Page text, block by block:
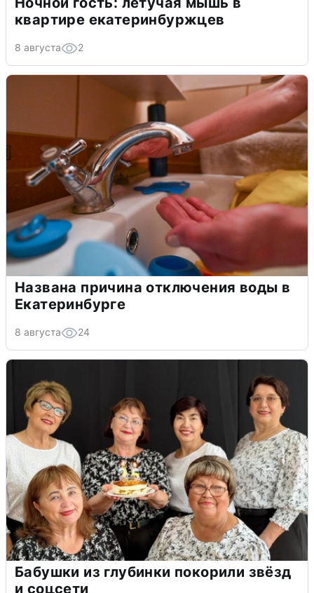
квартире екатеринбуржцев
8 августа 2
Названа причина отключения воды в
Екатеринбурге
8 августа 24
Бабушки из глубинки покорили звёзд
и соцсети